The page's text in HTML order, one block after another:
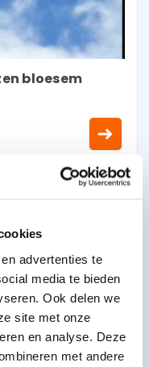
advertenties te
media te bieden
Ook delen we
site met onze
en analyse. Deze
met andere
bloesem